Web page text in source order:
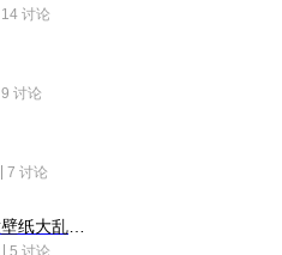
14 讨论
9 讨论
7 讨论
5 讨论